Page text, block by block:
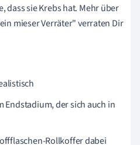
dass sie Krebs hat. Mehr über
mieser Verräter" verraten Dir
Endstadium, der sich auch in
Rollkoffer dabei